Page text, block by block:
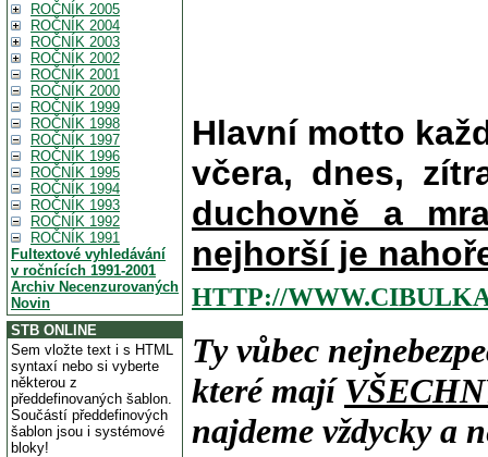
ROČNÍK 2005
ROČNÍK 2004
ROČNÍK 2003
ROČNÍK 2002
ROČNÍK 2001
ROČNÍK 2000
ROČNÍK 1999
ROČNÍK 1998
ROČNÍK 1997
ROČNÍK 1996
ROČNÍK 1995
ROČNÍK 1994
ROČNÍK 1993
ROČNÍK 1992
ROČNÍK 1991
Fultextové vyhledávání
v ročnících 1991-2001
Archiv Necenzurovaných
Novin
STB ONLINE
Sem vložte text i s HTML
syntaxí nebo si vyberte
některou z
předdefinovaných šablon.
Součástí předdefinových
šablon jsou i systémové
bloky!
Hlavní motto
včera, dnes,
duchovně a
nejhorší je
HTTP://
Ty vůbec
které mají
najdeme vždycky a